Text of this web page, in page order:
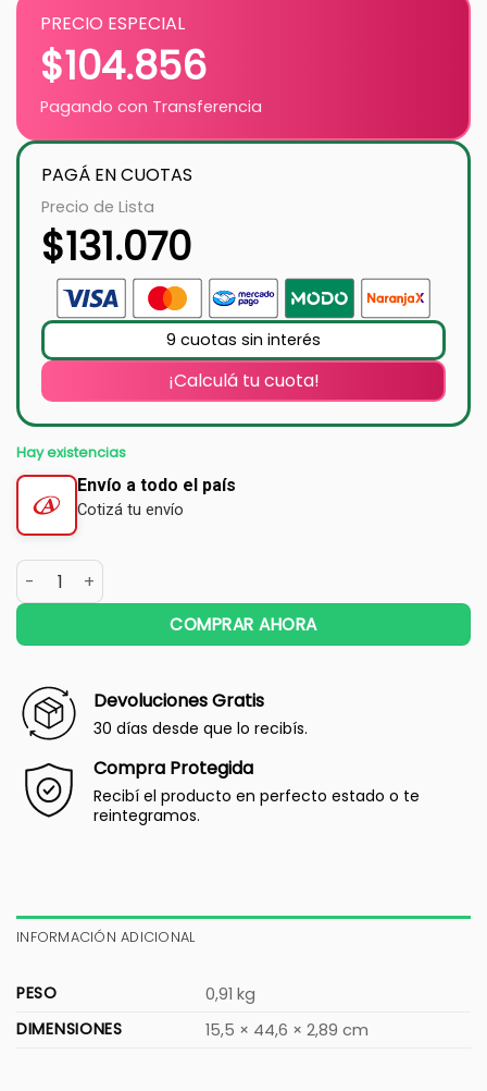
PRECIO ESPECIAL
$104.856
Pagando con Transferencia
PAGÁ EN CUOTAS
Precio de Lista
$131.070
9 cuotas sin interés
¡Calculá tu cuota!
Hay existencias
Envío a todo el país
Cotizá tu envío
COMPRAR AHORA
Devoluciones Gratis
30 días desde que lo recibís.
Compra Protegida
Recibí el producto en perfecto estado o te
reintegramos.
INFORMACIÓN ADICIONAL
PESO
0,91 kg
DIMENSIONES
15,5 × 44,6 × 2,89 cm